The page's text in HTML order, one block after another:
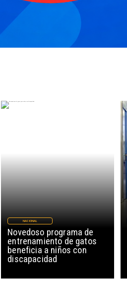
Novedoso programa de
entrenamiento de gatos
beneficia a niños con
discapacidad
NACIONAL